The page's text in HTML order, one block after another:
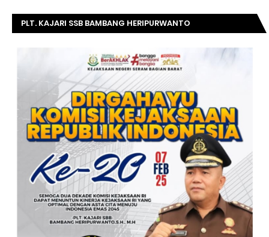
PLT. KAJARI SSB BAMBANG HERIPURWANTO
KEJAKSAAN RI KE- 20 TAHUN.